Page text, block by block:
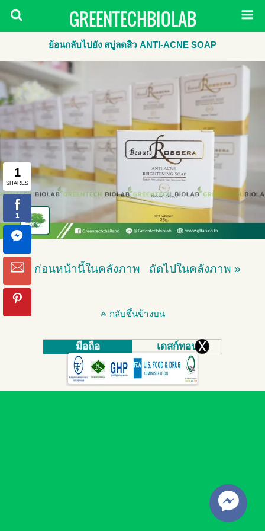
GREENTECHBIOLAB
ย้อนกลับไปยัง สบู่ลดสิว ANTI-ACNE SOAP
« ก่อนหน้านี้ในคลังภาพ ถัดไปในคลังภาพ »
กลับขึ้นข้างบน
มือถือ เดสก์ทอป